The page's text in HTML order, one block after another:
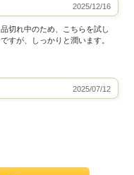
2025/12/16
切れ中のため、こちらを試し
すが、しっかりと潤います。
2025/07/12